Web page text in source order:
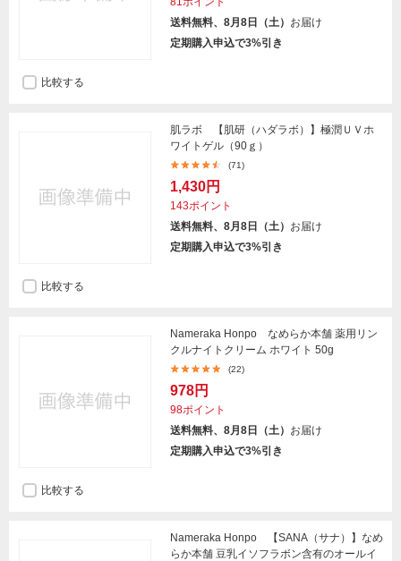
送料無料、8月8日（土） お届け
定期購入申込で3%引き
比較する
肌ラボ 【肌研（ハダラボ）】極潤ＵＶホ
ワイトゲル（90ｇ）
(71)
1,430円
143ポイント
送料無料、8月8日（土） お届け
定期購入申込で3%引き
比較する
Nameraka Honpo なめらか本舗 薬用リン
クルナイトクリーム ホワイト 50g
(22)
978円
98ポイント
送料無料、8月8日（土） お届け
定期購入申込で3%引き
比較する
Nameraka Honpo 【SANA（サナ）】なめ
らか本舗 豆乳イソフラボン含有のオールイ